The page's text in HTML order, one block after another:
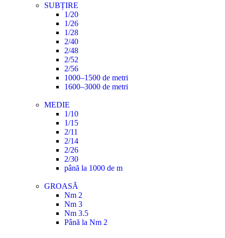
SUBȚIRE
1/20
1/26
1/28
2/40
2/48
2/52
2/56
1000–1500 de metri
1600–3000 de metri
MEDIE
1/10
1/15
2/11
2/14
2/26
2/30
până la 1000 de m
GROASĂ
Nm 2
Nm 3
Nm 3.5
Până la Nm 2